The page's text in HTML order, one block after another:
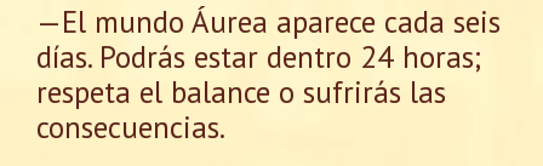
—El mundo Áurea aparece cada seis
días. Podrás estar dentro 24 horas;
respeta el balance o sufrirás las
consecuencias.